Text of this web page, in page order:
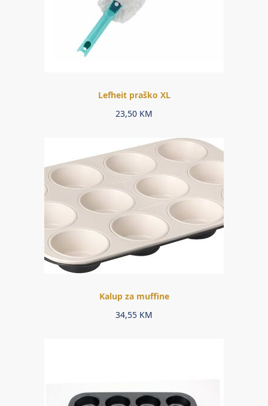
Lefheit praško XL
23,50 KM
Kalup za muffine
34,55 KM